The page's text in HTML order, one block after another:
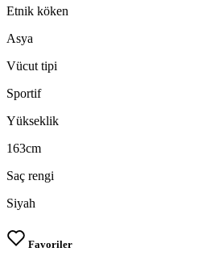
Etnik köken
Asya
Vücut tipi
Sportif
Yükseklik
163cm
Saç rengi
Siyah
Favoriler